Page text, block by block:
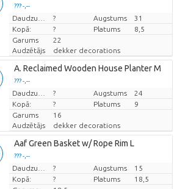
??? -,--
Cena par vienību
? Augstums
31
Kopā:
? Platums
8,5
Garums
22
Audzētājs
dekker decorations
A. Reclaimed Wooden House Planter M
??? -,--
Cena par vienību
? Augstums
24
Kopā:
? Platums
9
Garums
16
Audzētājs
dekker decorations
Aaf Green Basket w/ Rope Rim L
??? -,--
Cena par vienību
? Augstums
15
Kopā:
? Platums
18,5